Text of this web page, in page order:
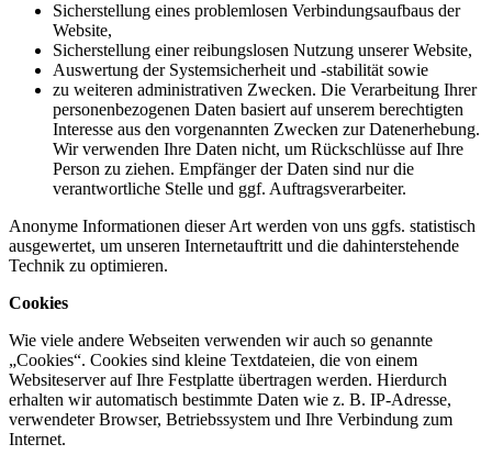
Sicherstellung eines problemlosen Verbindungsaufbaus der
Website,
Sicherstellung einer reibungslosen Nutzung unserer Website,
Auswertung der Systemsicherheit und -stabilität sowie
zu weiteren administrativen Zwecken. Die Verarbeitung Ihrer
personenbezogenen Daten basiert auf unserem berechtigten
Interesse aus den vorgenannten Zwecken zur Datenerhebung.
Wir verwenden Ihre Daten nicht, um Rückschlüsse auf Ihre
Person zu ziehen. Empfänger der Daten sind nur die
verantwortliche Stelle und ggf. Auftragsverarbeiter.
Anonyme Informationen dieser Art werden von uns ggfs. statistisch
ausgewertet, um unseren Internetauftritt und die dahinterstehende
Technik zu optimieren.
Cookies
Wie viele andere Webseiten verwenden wir auch so genannte
„Cookies“. Cookies sind kleine Textdateien, die von einem
Websiteserver auf Ihre Festplatte übertragen werden. Hierdurch
erhalten wir automatisch bestimmte Daten wie z. B. IP-Adresse,
verwendeter Browser, Betriebssystem und Ihre Verbindung zum
Internet.